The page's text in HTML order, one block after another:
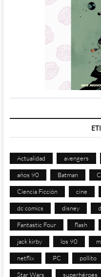
Actualidad avengers
años 90 Batman
Ciencia Ficción cine
dc comics disney
Fantastic Four flash
jack kirby los 90
netflix PC pollito
Star Wars superhéroes